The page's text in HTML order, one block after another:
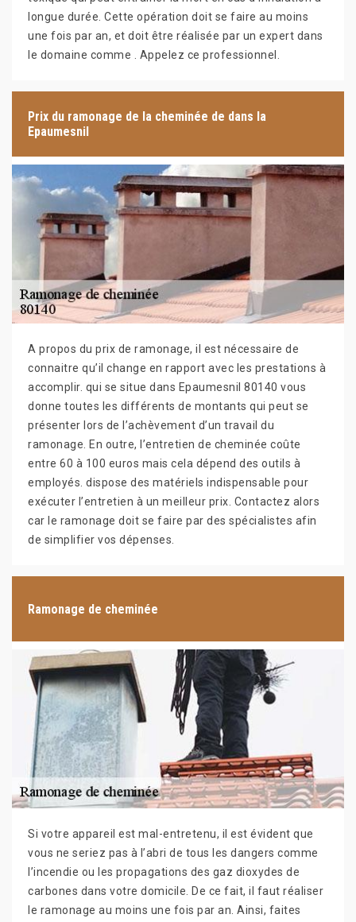
longue durée. Cette opération doit se faire au moins
une fois par an, et doit être réalisée par un expert dans
le domaine comme . Appelez ce professionnel.
Prix du ramonage de la cheminée de dans la
Epaumesnil
A propos du prix de ramonage, il est nécessaire de
connaitre qu’il change en rapport avec les prestations à
accomplir. qui se situe dans Epaumesnil 80140 vous
donne toutes les différents de montants qui peut se
présenter lors de l’achèvement d’un travail du
ramonage. En outre, l’entretien de cheminée coûte
entre 60 à 100 euros mais cela dépend des outils à
employés. dispose des matériels indispensable pour
exécuter l’entretien à un meilleur prix. Contactez alors
car le ramonage doit se faire par des spécialistes afin
de simplifier vos dépenses.
Ramonage de cheminée
Si votre appareil est mal-entretenu, il est évident que
vous ne seriez pas à l’abri de tous les dangers comme
l’incendie ou les propagations des gaz dioxydes de
carbones dans votre domicile. De ce fait, il faut réaliser
le ramonage au moins une fois par an. Ainsi, faites